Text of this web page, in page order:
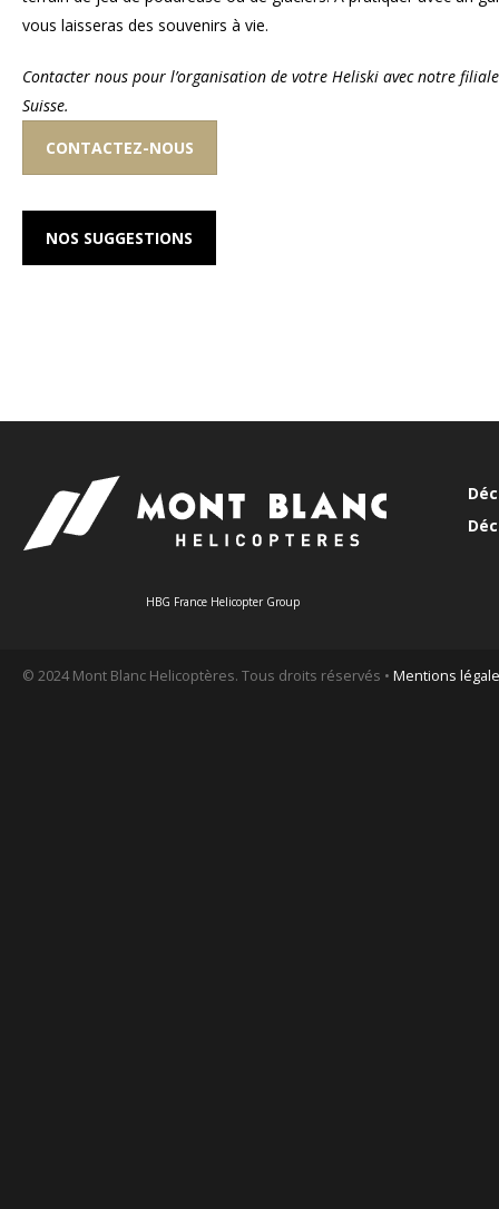
vous laisseras des souvenirs à vie.
Contacter nous pour l’organisation de votre Heliski avec notre
Suisse.
CONTACTEZ-NOUS
NOS SUGGESTIONS
HBG France Helicopter Group
© 2024 Mont Blanc Helicoptères. Tous droits réservés • Mentions